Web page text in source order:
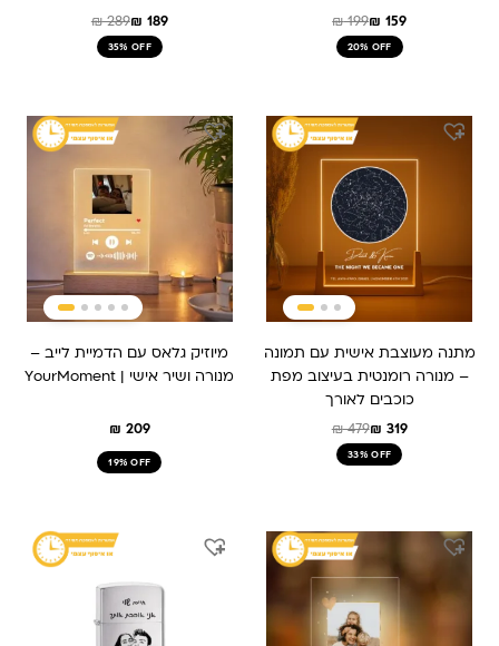
₪199₪ 159
20% OFF
₪289₪ 189
35% OFF
מתנה מעוצבת אישית עם תמונה
– מנורה רומנטית בעיצוב מפת
כוכבים לאורך
₪479
המחיר
היה:
₪ 319
המחיר
הוא:
33% OFF
מיוזיק גלאס עם הדמיית לייב –
מנורה ושיר אישי | YourMoment
₪ 209
19% OFF
המחיר
המחיר
₪ 179.